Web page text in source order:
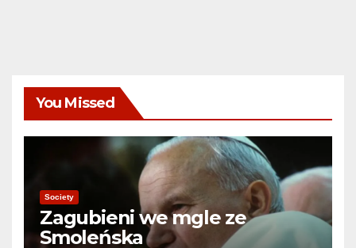
You Missed
Society
Zagubieni we mgle ze
Smoleńska